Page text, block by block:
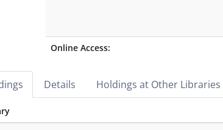
Online Access:
Details Holdings at Other Libraries